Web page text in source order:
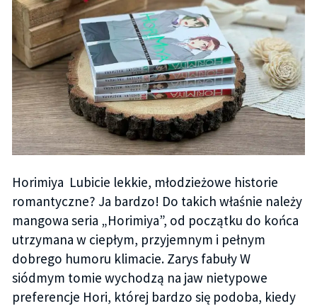
Horimiya Lubicie lekkie, młodzieżowe historie
romantyczne? Ja bardzo! Do takich właśnie należy
mangowa seria „Horimiya”, od początku do końca
utrzymana w ciepłym, przyjemnym i pełnym
dobrego humoru klimacie. Zarys fabuły W
siódmym tomie wychodzą na jaw nietypowe
preferencje Hori, której bardzo się podoba, kiedy